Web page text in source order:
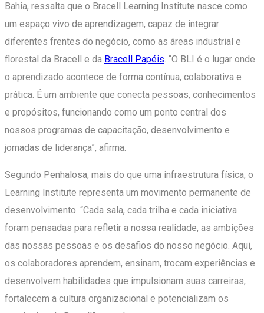
Bahia, ressalta que o Bracell Learning Institute nasce como
um espaço vivo de aprendizagem, capaz de integrar
diferentes frentes do negócio, como as áreas industrial e
florestal da Bracell e da Bracell Papéis. “O BLI é o lugar onde
o aprendizado acontece de forma contínua, colaborativa e
prática. É um ambiente que conecta pessoas, conhecimentos
e propósitos, funcionando como um ponto central dos
nossos programas de capacitação, desenvolvimento e
jornadas de liderança”, afirma.
Segundo Penhalosa, mais do que uma infraestrutura física, o
Learning Institute representa um movimento permanente de
desenvolvimento. “Cada sala, cada trilha e cada iniciativa
foram pensadas para refletir a nossa realidade, as ambições
das nossas pessoas e os desafios do nosso negócio. Aqui,
os colaboradores aprendem, ensinam, trocam experiências e
desenvolvem habilidades que impulsionam suas carreiras,
fortalecem a cultura organizacional e potencializam os